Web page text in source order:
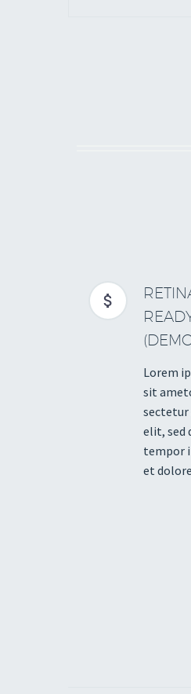


Lorem
sit
sectetur
elit, sed
tempor
et